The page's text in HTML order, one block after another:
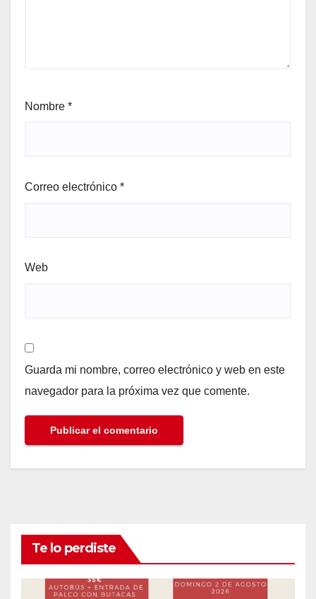
Nombre *
Correo electrónico *
Web
Guarda mi nombre, correo electrónico y web en este
navegador para la próxima vez que comente.
Te lo perdiste